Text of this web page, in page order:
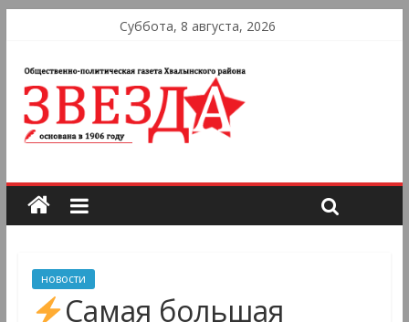
Суббота, 8 августа, 2026
новости
Самая большая